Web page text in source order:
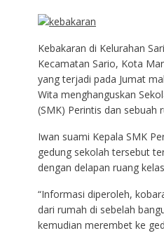
Kebakaran di Kelurahan
Kecamatan Sario, Kota
yang terjadi pada Jumat
Wita menghanguskan
(SMK) Perintis dan sebuah
Iwan suami Kepala SMK
gedung sekolah tersebut
dengan delapan ruang
“Informasi diperoleh,
dari rumah di sebelah
kemudian merembet ke